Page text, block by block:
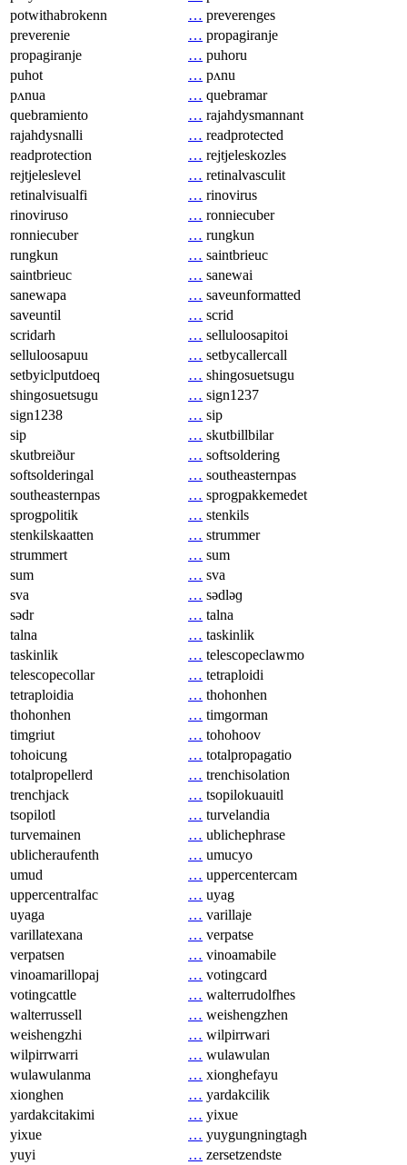
potwithabrokenn
… preverenges
preverenie
… propagiranje
propagiranje
… puhoru
puhot
… pʌnu
pʌnua
… quebramar
quebramiento
… rajahdysmannant
rajahdysnalli
… readprotected
readprotection
… rejtjeleskozles
rejtjeleslevel
… retinalvasculit
retinalvisualfi
… rinovirus
rinoviruso
… ronniecuber
ronniecuber
… rungkun
rungkun
… saintbrieuc
saintbrieuc
… sanewai
sanewapa
… saveunformatted
saveuntil
… scrid
scridarh
… selluloosapitoi
selluloosapuu
… setbycallercall
setbyiclputdoeq
… shingosuetsugu
shingosuetsugu
… sign1237
sign1238
… sip
sip
… skutbillbilar
skutbreiður
… softsoldering
softsolderingal
… southeasternpas
southeasternpas
… sprogpakkemedet
sprogpolitik
… stenkils
stenkilskaatten
… strummer
strummert
… sum
sum
… sva
sva
… sədləɡ
sədr
… talna
talna
… taskinlik
taskinlik
… telescopeclawmo
telescopecollar
… tetraploidi
tetraploidia
… thohonhen
thohonhen
… timgorman
timgriut
… tohohoov
tohoicung
… totalpropagatio
totalpropellerd
… trenchisolation
trenchjack
… tsopilokuauitl
tsopilotl
… turvelandia
turvemainen
… ublichephrase
ublicheraufenth
… umucyo
umud
… uppercentercam
uppercentralfac
… uyag
uyaga
… varillaje
varillatexana
… verpatse
verpatsen
… vinoamabile
vinoamarillopaj
… votingcard
votingcattle
… walterrudolfhes
walterrussell
… weishengzhen
weishengzhi
… wilpirrwari
wilpirrwarri
… wulawulan
wulawulanma
… xionghefayu
xionghen
… yardakcilik
yardakcitakimi
… yixue
yixue
… yuygungningtagh
yuyi
… zersetzendste